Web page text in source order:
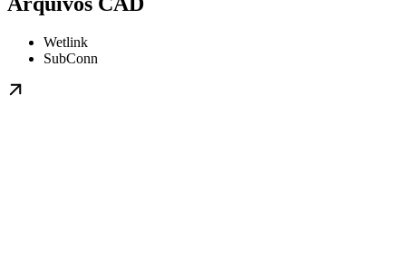
Wetlink
SubConn